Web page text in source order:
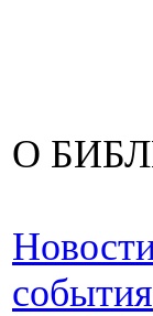
О
события